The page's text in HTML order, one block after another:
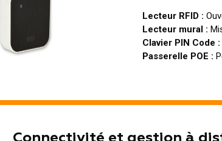
Lecteur RFID :
Lecteur mural :
Clavier PIN Code :
Passerelle POE :
Connectivité et gestion à